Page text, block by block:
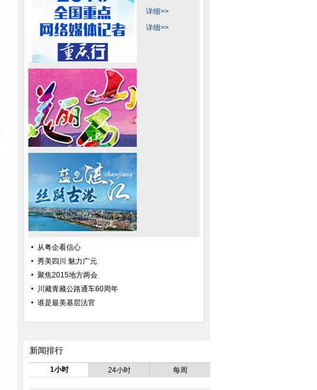
女子被甩后将22万婚宴请了流浪
汉
夏立言拜谒黄花岗七十二烈士
两岸事务主管部门负责人第四次正
详细>>
详细>>
从粤企看信心
秀美四川 魅力广元
聚焦2015地方两会
川藏青藏公路通车60周年
谁是最美基层法官
新闻排行
1小时 24小时 每周